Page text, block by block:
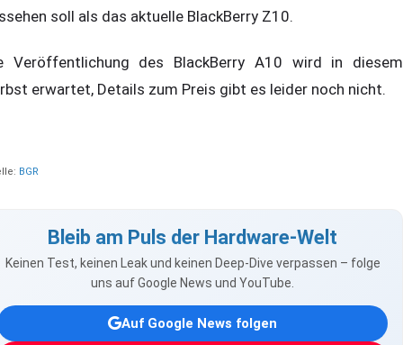
soll als das aktuelle BlackBerry Z10.
Veröffentlichung des BlackBerry A10 wird in diesem
erwartet, Details zum Preis gibt es leider noch nicht.
BGR
Bleib am Puls der Hardware-Welt
Keinen Test, keinen Leak und keinen Deep-Dive verpassen – folge
uns auf Google News und YouTube.
Auf Google News folgen